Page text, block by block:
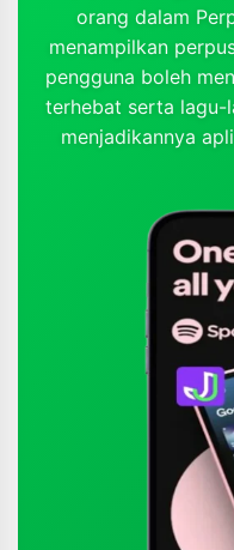
orang dalam
menampilkan
pengguna boleh
terhebat serta lagu-
menjadikannya